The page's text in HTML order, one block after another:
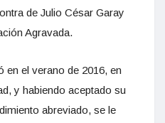
de Julio César Garay
Agravada.
en el verano de 2016, en
y habiendo aceptado su
abreviado, se le